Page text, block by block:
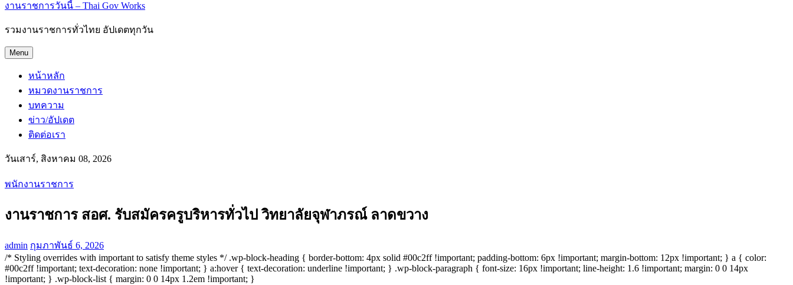
งานราชการวันนี้ – Thai Gov Works
รวมงานราชการทั่วไทย อัปเดตทุกวัน
Menu
หน้าหลัก
หมวดงานราชการ
บทความ
ข่าว/อัปเดต
ติดต่อเรา
วันเสาร์, สิงหาคม 08, 2026
พนักงานราชการ
งานราชการ สอศ. รับสมัครครูบริหารทั่วไป วิทยาลัยจุฬาภรณ์ ลาดขวาง
admin กุมภาพันธ์ 6, 2026
/* Styling overrides with important to satisfy theme styles */ .wp-block-heading { border-bottom: 4px solid #00c2ff !important; padding-bottom: 6px !important; margin-bottom: 12px !important; } a { color:
#00c2ff !important; text-decoration: none !important; } a:hover { text-decoration: underline !important; } .wp-block-paragraph { font-size: 16px !important; line-height: 1.6 !important; margin: 0 0 14px
!important; } .wp-block-list { margin: 0 0 14px 1.2em !important; }